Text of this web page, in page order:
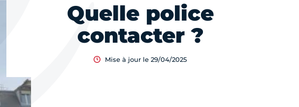
Quelle police
contacter ?
Mise à jour le 29/04/2025